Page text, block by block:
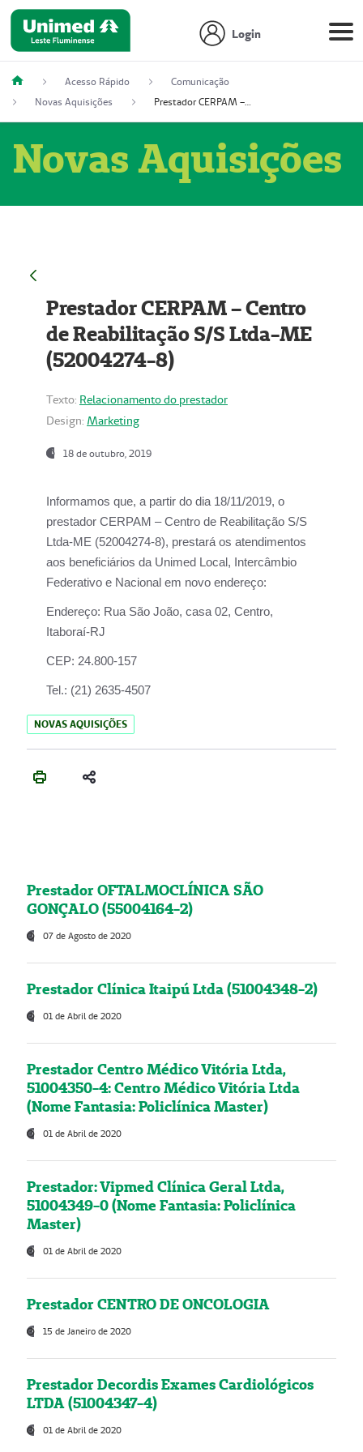
Login
Acesso Rápido
Comunicação
Novas Aquisições
Prestador CERPAM – Centro de Reabilitação S/S Ltda-ME (52004274-8)
Novas Aquisições
Prestador CERPAM – Centro
de Reabilitação S/S Ltda-ME
(52004274-8)
Texto: Relacionamento do prestador
Design: Marketing
18 de outubro, 2019
Informamos que, a partir do dia 18/11/2019, o
prestador CERPAM – Centro de Reabilitação S/S
Ltda-ME (52004274-8), prestará os atendimentos
aos beneficiários da Unimed Local, Intercâmbio
Federativo e Nacional em novo endereço:
Endereço: Rua São João, casa 02, Centro,
Itaboraí-RJ
CEP: 24.800-157
Tel.: (21) 2635-4507
NOVAS AQUISIÇÕES
Prestador OFTALMOCLÍNICA SÃO
GONÇALO (55004164-2)
07 de Agosto de 2020
Prestador Clínica Itaipú Ltda (51004348-2)
01 de Abril de 2020
Prestador Centro Médico Vitória Ltda,
51004350-4: Centro Médico Vitória Ltda
(Nome Fantasia: Policlínica Master)
01 de Abril de 2020
Prestador: Vipmed Clínica Geral Ltda,
51004349-0 (Nome Fantasia: Policlínica
Master)
01 de Abril de 2020
Prestador CENTRO DE ONCOLOGIA
15 de Janeiro de 2020
Prestador Decordis Exames Cardiológicos
LTDA (51004347-4)
01 de Abril de 2020